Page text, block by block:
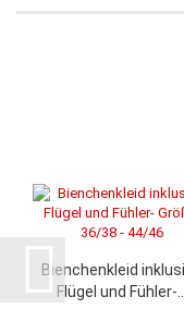
Bienchenkleid
Flügel und Fühler-...